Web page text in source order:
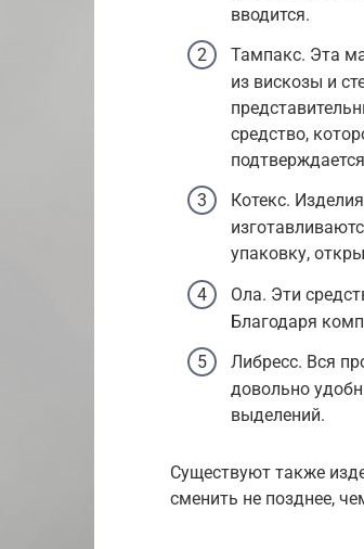
вводится.
Тампакс. Эта
из вискозы и
средство,
Котекс.
упаковку,
Ола. Эти
Благодаря
Либресс. Вся
довольно
выделений.
Существуют также
сменить не позднее,